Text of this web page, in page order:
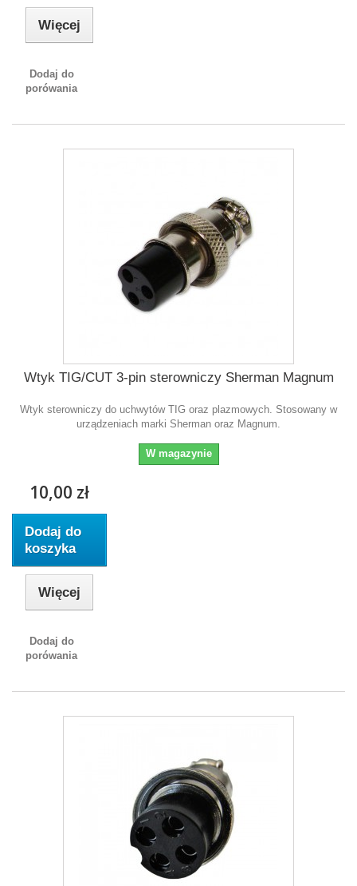
Więcej
Dodaj do
porówania
Wtyk TIG/CUT 3-pin sterowniczy Sherman Magnum
Wtyk sterowniczy do uchwytów TIG oraz plazmowych . Stosowany w
urządzeniach marki Sherman oraz Magnum.
W magazynie
10,00 zł
Dodaj do
koszyka
Więcej
Dodaj do
porówania